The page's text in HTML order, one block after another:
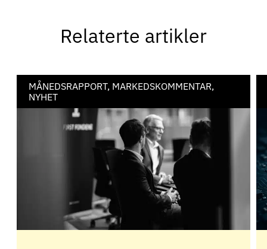
Relaterte artikler
MÅNEDSRAPPORT, MARKEDSKOMMENTAR,
NYHET